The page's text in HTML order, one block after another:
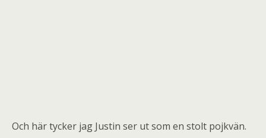
Och här tycker jag Justin ser ut som en stolt pojkvän.